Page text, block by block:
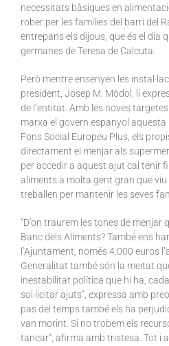
necessitats bàsiques en
rober per les famílies del barri del
entrepans els dijous, que és el dia
germanes de Teresa de Calcuta.
Però mentre ensenyen les
president, Josep M. Mòdol, li
de l’entitat. Amb les noves
marxa el govern espanyol
Fons Social Europeu Plus, els
directament el menjar als
per accedir a aquest ajut cal tenir
aliments a molta gent gran que
treballen per mantenir les seves
“D’on traurem les tones de menjar
Banc dels Aliments? També ens
l’Ajuntament, només 4.000 euros
Generalitat també són la meitat
inestabilitat política que hi ha,
sol·licitar ajuts”, expressa amb
pas del temps també els ha
van morint. Si no trobem els
tancar”, afirma amb tristesa. Tot i